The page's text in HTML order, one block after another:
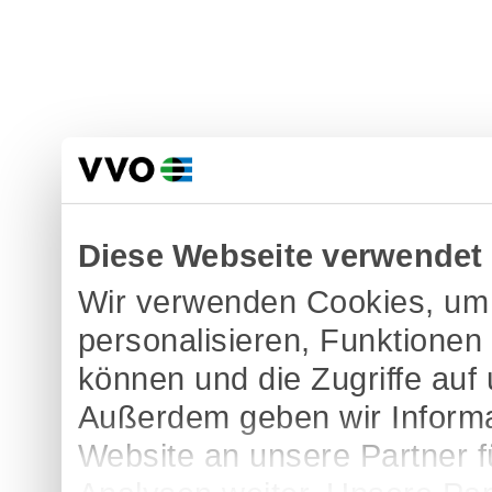
Diese Webseite
Wir verwenden Cookies,
personalisieren,
können und die Zugriffe
Außerdem geben wir
Website an unsere Partner